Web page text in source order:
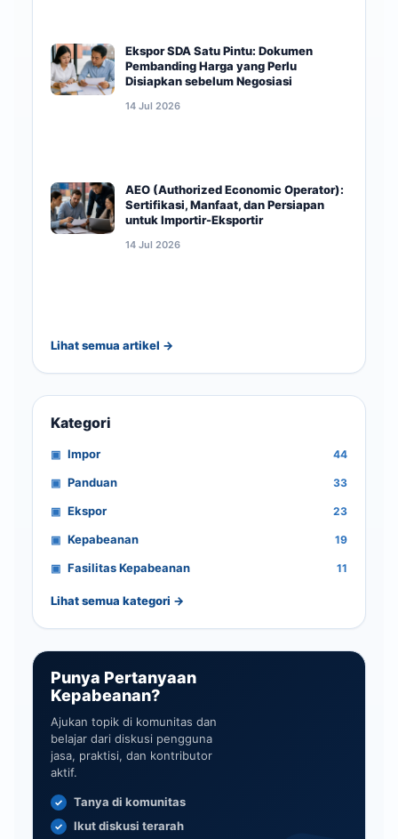
Ekspor SDA Satu Pintu: Dokumen
Pembanding Harga yang Perlu
Disiapkan sebelum Negosiasi
14 Jul 2026
AEO (Authorized Economic Operator):
Sertifikasi, Manfaat, dan Persiapan
untuk Importir-Eksportir
14 Jul 2026
Lihat semua artikel →
Kategori
Impor 44
Panduan 33
Ekspor 23
Kepabeanan 19
Fasilitas Kepabeanan 11
Lihat semua kategori →
Punya Pertanyaan
Kepabeanan?
Ajukan topik di komunitas dan
belajar dari diskusi pengguna
jasa, praktisi, dan kontributor
aktif.
Tanya di komunitas
Ikut diskusi terarah